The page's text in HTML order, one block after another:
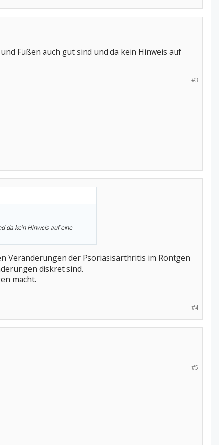
Füßen auch gut sind und da kein Hinweis auf
#3
da kein Hinweis auf eine
Veränderungen der Psoriasisarthritis im Röntgen
diskret sind.
macht.
#4
#5